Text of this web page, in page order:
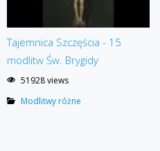
Tajemnica Szczęścia - 15
modlitw Św. Brygidy
51928 views
Modlitwy różne